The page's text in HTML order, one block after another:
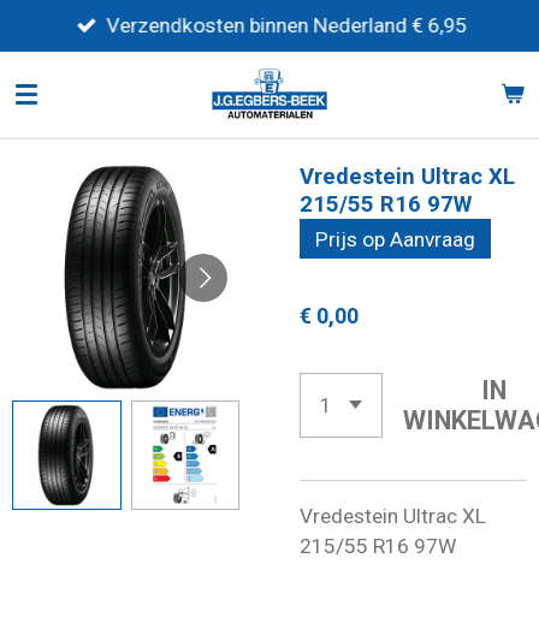
direct
naar
Verzendkosten binnen Nederland € 6,95
Vredestein Ultrac XL
215/55 R16 97W
Prijs op Aanvraag
€ 0,00
IN
Vredestein Ultrac XL
215/55 R16 97W